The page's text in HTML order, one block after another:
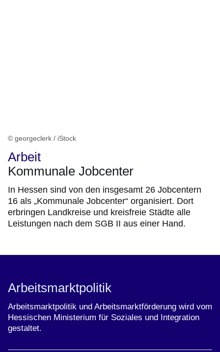
© georgeclerk / iStock
Arbeit
Kommunale Jobcenter
In Hessen sind von den insgesamt 26 Jobcentern
16 als „Kommunale Jobcenter“ organisiert. Dort
erbringen Landkreise und kreisfreie Städte alle
Leistungen nach dem SGB II aus einer Hand.
Arbeitsmarktpolitik
Arbeitsmarktpolitik und Arbeitsmarktförderung wird vom
Hessischen Ministerium für Soziales und Integration
gestaltet.